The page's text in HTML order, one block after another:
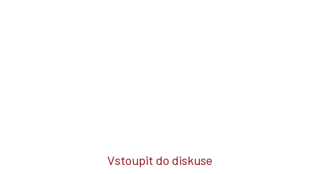
Vstoupit do diskuse